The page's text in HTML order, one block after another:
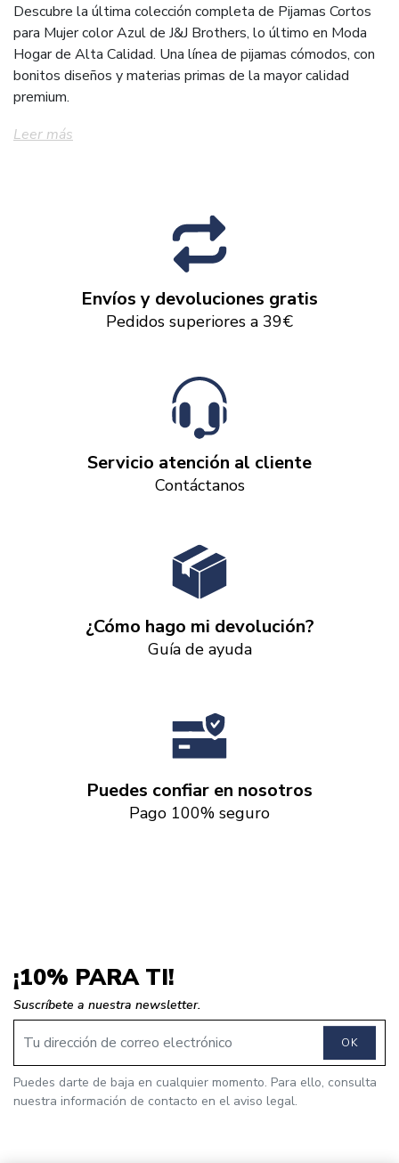
Descubre la última colección completa de Pijamas Cortos
para Mujer color Azul de J&J Brothers, lo último en Moda
Hogar de Alta Calidad. Una línea de pijamas cómodos, con
bonitos diseños y materias primas de la mayor calidad
premium.
Leer más
Envíos y devoluciones gratis
Pedidos superiores a 39€
Servicio atención al cliente
Contáctanos
¿Cómo hago mi devolución?
Guía de ayuda
Puedes confiar en nosotros
Pago 100% seguro
¡10% PARA TI!
Suscríbete a nuestra newsletter.
OK
Puedes darte de baja en cualquier momento. Para ello, consulta
nuestra información de contacto en el aviso legal.